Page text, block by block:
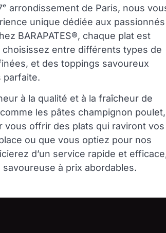
arrondissement de Paris, nous
unique dédiée aux passionnés
BARAPATES®, chaque plat est
entre différents types de
et des toppings savoureux
parfaite.
à la qualité et à la fraîcheur de
les pâtes champignon poulet,
vous offrir des plats qui raviront vos
ou que vous optiez pour nos
d’un service rapide et
à prix abordables.